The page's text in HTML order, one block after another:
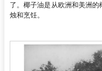
了。椰子油是从欧洲和美洲
烛和烹饪。